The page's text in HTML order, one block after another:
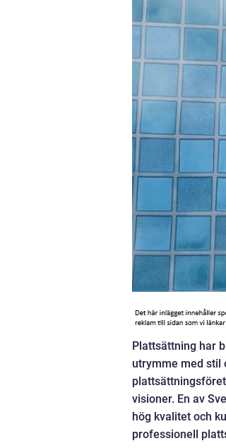
Plattsättning har
utrymme med stil
visioner. En av
hög kvalitet och
professionell